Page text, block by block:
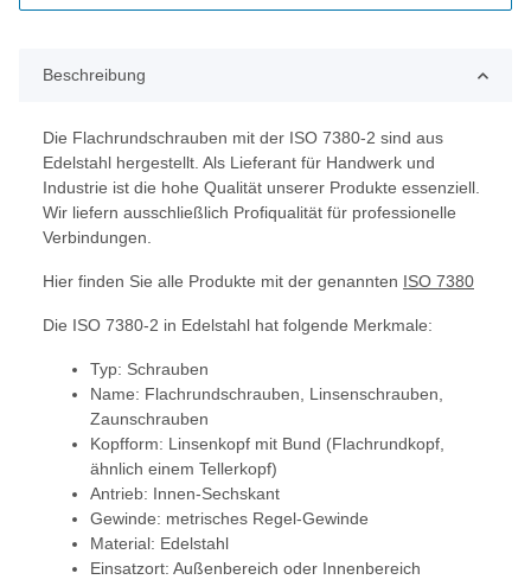
Beschreibung
Die Flachrundschrauben mit der ISO 7380-2 sind aus
Edelstahl hergestellt. Als Lieferant für Handwerk und
Industrie ist die hohe Qualität unserer Produkte essenziell.
Wir liefern ausschließlich Profiqualität für professionelle
Verbindungen.
Hier finden Sie alle Produkte mit der genannten ISO 7380
Die ISO 7380-2 in Edelstahl hat folgende Merkmale:
Typ: Schrauben
Name: Flachrundschrauben, Linsenschrauben,
Zaunschrauben
Kopfform: Linsenkopf mit Bund (Flachrundkopf,
ähnlich einem Tellerkopf)
Antrieb: Innen-Sechskant
Gewinde: metrisches Regel-Gewinde
Material: Edelstahl
Einsatzort: Außenbereich oder Innenbereich